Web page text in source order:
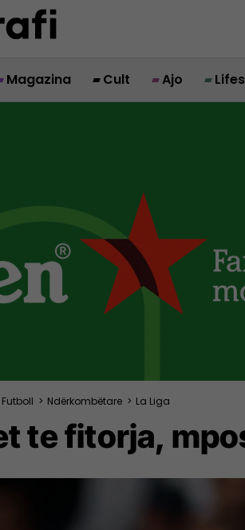
Magazina Cult Ajo
Futboll > Ndërkombëtare > La Liga
te fitorja,